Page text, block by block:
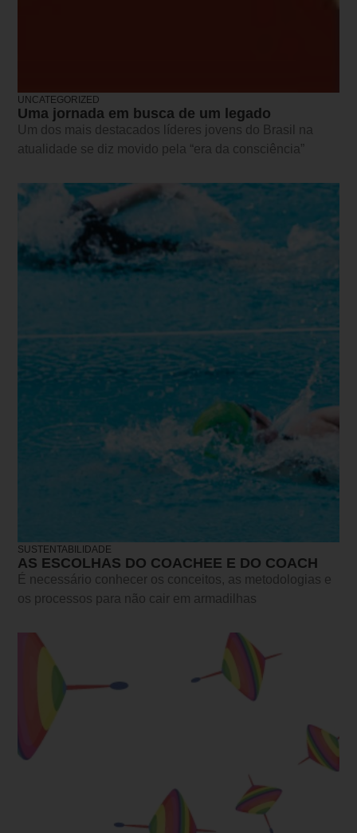
UNCATEGORIZED
Uma jornada em busca de um legado
Um dos mais destacados líderes jovens do Brasil na
atualidade se diz movido pela “era da consciência”
SUSTENTABILIDADE
AS ESCOLHAS DO COACHEE E DO COACH
É necessário conhecer os conceitos, as metodologias e
os processos para não cair em armadilhas